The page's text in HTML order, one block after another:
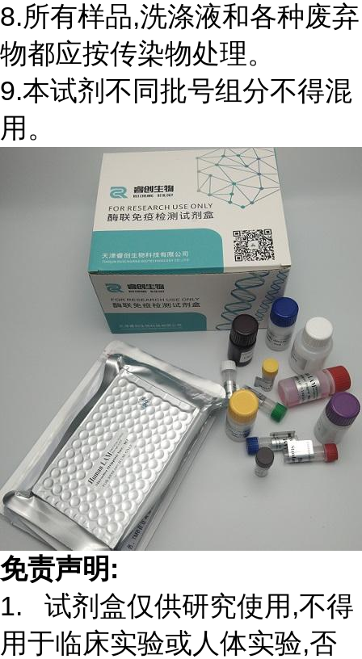
8.所有样品,洗涤液和各种废弃
物都应按传染物处理。
9.本试剂不同批号组分不得混
用。
免责声明:
1. 试剂盒仅供研究使用,不得
用于临床实验或人体实验,否